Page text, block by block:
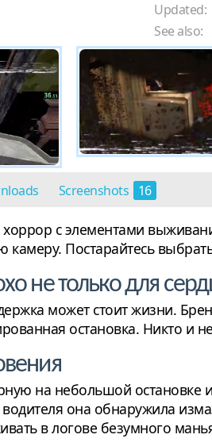
Updated:
See also:
Screenshots 16
хоррор с элементами
камеру. Постарайтесь
не только для
может стоит жизни.
остановка. Никто и
на небольшой остановке
водителя она обнаружила
в логове безумного